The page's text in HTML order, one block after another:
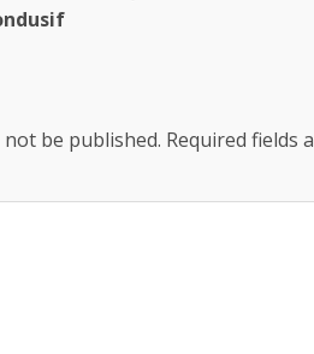
be published. Required fields